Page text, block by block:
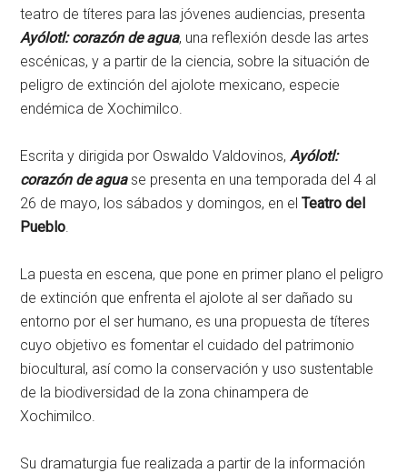
teatro de títeres para las jóvenes audiencias, presenta
Ayólotl: corazón de agua, una reflexión desde las artes
escénicas, y a partir de la ciencia, sobre la situación de
peligro de extinción del ajolote mexicano, especie
endémica de Xochimilco.
Escrita y dirigida por Oswaldo Valdovinos,Ayólotl:
corazón de aguase presenta en una temporada del 4 al
26 de mayo, los sábados y domingos, en elTeatro del
Pueblo.
La puesta en escena, que pone en primer plano el peligro
de extinción que enfrenta el ajolote al ser dañado su
entorno por el ser humano, es una propuesta de títeres
cuyo objetivo es fomentar el cuidado del patrimonio
biocultural, así como la conservación y uso sustentable
de la biodiversidad de la zona chinampera de
Xochimilco.
Su dramaturgia fue realizada a partir de la información